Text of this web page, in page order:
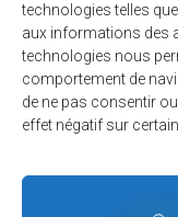
technologies telles
aux informations des
technologies nous
comportement de
de ne pas consentir
effet négatif sur